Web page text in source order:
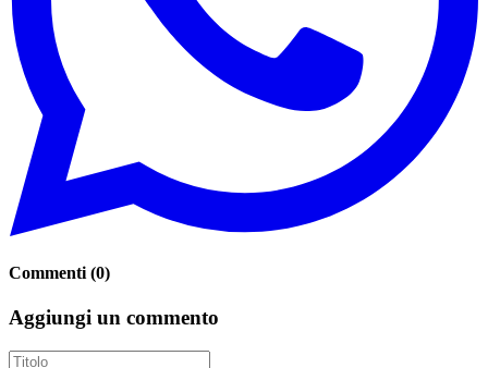
Commenti (0)
Aggiungi un commento